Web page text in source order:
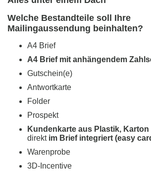
Welche Bestandteile soll Ihre
Mailingaussendung beinhalten?
A4 Brief
A4 Brief mit anhängendem
Gutschein(e)
Antwortkarte
Folder
Prospekt
Kundenkarte aus Plastik, Karton
direktim Brief integriert (easy
Warenprobe
3D-Incentive